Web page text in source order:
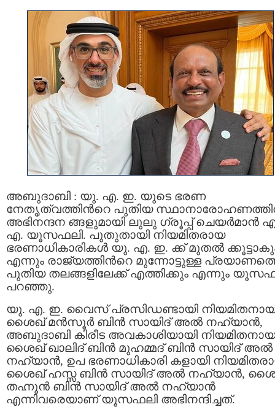
അബുദാബി : യു. എ. ഇ. യുടെ ഭരണ
നേതൃത്വത്തിന്‍റെ പുതിയ
അഭിനന്ദന ങ്ങളുമായി ലുലു ഗ്രൂപ്പ് ചെയര്‍മാന്‍
എ. യൂസഫലി. പുതുതായി നിയമിതരായ
ഭരണാധികാരികള്‍ യു. എ. ഇ. ക്ക് മുതല്‍
എന്നും രാജ്യത്തിന്‍റെ മുന്നോട്ടുള്ള
പുതിയ തലങ്ങളിലേക്ക് എത്തിക്കും എന്നും
പറഞ്ഞു.
യു. എ. ഇ. വൈസ് പ്രസിഡണ്ടായി
ശൈഖ് മന്‍സൂര്‍ ബിന്‍ സായിദ് അല്‍ നഹ്യാന്‍,
അബുദാബി കിരീട അവകാശിയായി നിയമിതനായ
ശൈഖ് ഖാലിദ് ബിന്‍ മുഹമ്മദ് ബിന്‍ സായിദ് അല്‍
നഹ്യാന്‍, ഉപ ഭരണാധികാരി കളായി
ശൈഖ് ഹസ്സ ബിന്‍ സായിദ് അല്‍ നഹ്യാന്‍,
തഹ്നൂന്‍ ബിന്‍ സായിദ് അല്‍ നഹ്യാന്‍
എന്നിവരെയാണ് യൂസഫലി അഭിനന്ദിച്ചത്.